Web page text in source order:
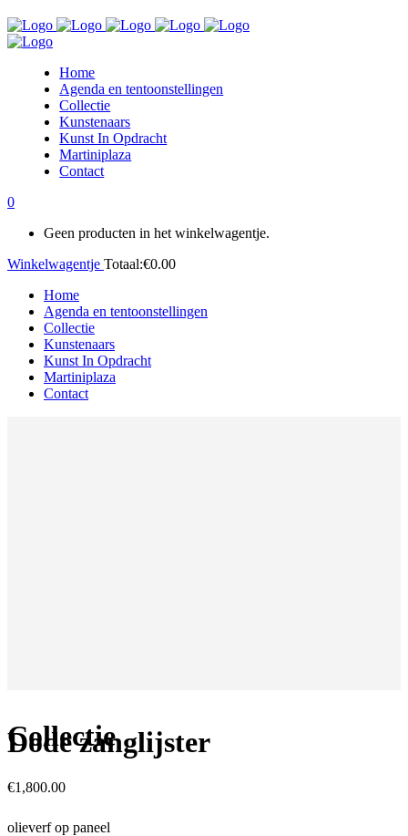
Home
Agenda en tentoonstellingen
Collectie
Kunstenaars
Kunst In Opdracht
Martiniplaza
Contact
0
Geen producten in het winkelwagentje.
Winkelwagentje Totaal:€0.00
Home
Agenda en tentoonstellingen
Collectie
Kunstenaars
Kunst In Opdracht
Martiniplaza
Contact
Collectie
Dode zanglijster
€1,800.00
olieverf op paneel